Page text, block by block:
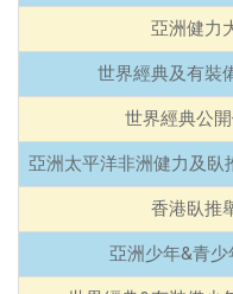
亞洲健力
世界經典及有裝
世界經典公
亞洲太平洋非洲健力及臥
香港臥推
亞洲少年&青少